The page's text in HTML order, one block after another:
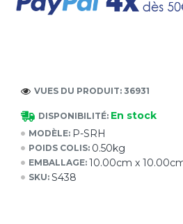
DISPONIBILITÉ: En stock
MODÈLE: P-SRH
POIDS COLIS: 0.50kg
EMBALLAGE: 10.00cm x
SKU: S438
VUES DU PRODUIT: 36931